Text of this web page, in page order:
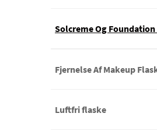
Solcreme Og Foundation
Fjernelse Af Makeup
Luftfri flaske